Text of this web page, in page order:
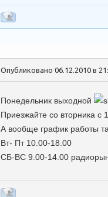
Опубликовано 06.12.2010 в
Понедельник выходной
Приезжайте со вторника с
А вообще график работы
Вт- Пт 10.00-18.00
СБ-ВС 9.00-14.00